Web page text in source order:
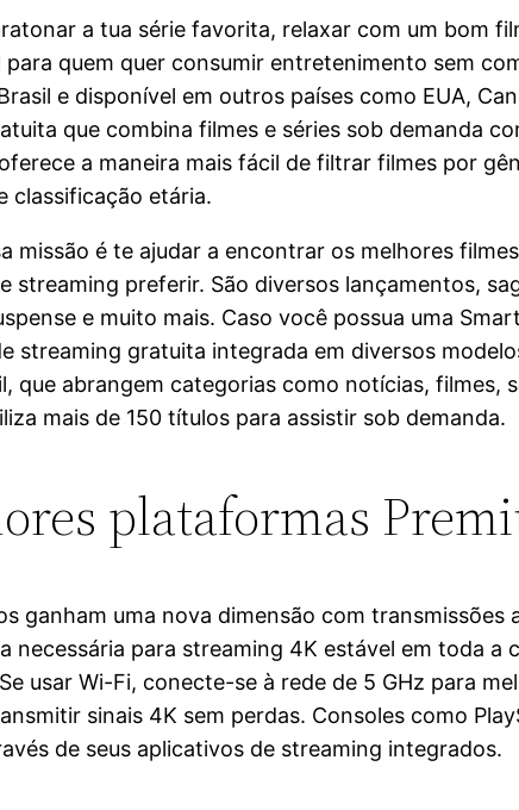
a tua série favorita, relaxar com um bom
para quem quer consumir entretenimento sem
e disponível em outros países como EUA,
que combina filmes e séries sob demanda
a maneira mais fácil de filtrar filmes por
classificação etária.
missão é te ajudar a encontrar os melhores
streaming preferir. São diversos lançamentos,
e muito mais. Caso você possua uma
streaming gratuita integrada em diversos
que abrangem categorias como notícias,
mais de 150 títulos para assistir sob demanda.
plataformas
ganham uma nova dimensão com
necessária para streaming 4K estável em toda
usar Wi-Fi, conecte-se à rede de 5 GHz para
sinais 4K sem perdas. Consoles como
de seus aplicativos de streaming integrados.